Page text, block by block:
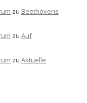
zu Beethovens
zu Auf
zu Aktuelle